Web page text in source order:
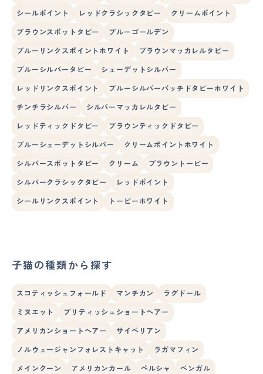
シールポイント レッドクラシックタビー クリームポイント
ブラウンスポットタビー ブルーゴールデン
ブルーリンクスポイントホワイト ブラウンマッカレルタビー
ブルーシルバータビー シェーデットシルバー
レッドリンクスポイント ブルーシルバーパッチドタビーホワイト
チンチラシルバー シルバーマッカレルタビー
レッドティックドタビー ブラウンティックドタビー
ブルーシェーデットシルバー クリームポイントホワイト
シルバースポットタビー クリーム ブラウントービー
シルバークラシックタビー レッドポイント
シールリンクスポイント トービーホワイト
子猫の種類から探す
スコティッシュフォールド マンチカン ラグドール
ミヌエット ブリティッシュショートヘアー
アメリカンショートヘアー サイベリアン
ノルウェージャンフォレストキャット ラガマフィン
メインクーン アメリカンカール ペルシャ ベンガル